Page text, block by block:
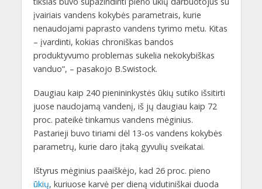
įvairiais vandens kokybės parametrais, kurie
nenaudojami paprasto vandens tyrimo metu. Kitas
– įvardinti, kokias chroniškas bandos
produktyvumo problemas sukelia nekokybiškas
vanduo“, – pasakojo B.Swistock.
Daugiau kaip 240 pienininkystės ūkių sutiko išsitirti
juose naudojamą vandenį, iš jų daugiau kaip 72
proc. pateikė tinkamus vandens mėginius.
Pastarieji buvo tiriami dėl 13-os vandens kokybės
parametrų, kurie daro įtaką gyvulių sveikatai.
Ištyrus mėginius paaiškėjo, kad 26 proc. pieno
ūkių, kuriuose karvė per dieną vidutiniškai duoda